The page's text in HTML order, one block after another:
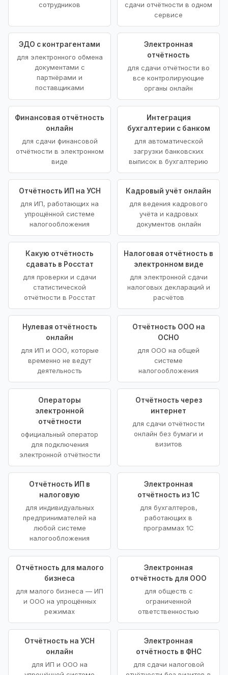
сотрудников
сдачи отчётности в одном
сервисе
ЭДО с контрагентами
для электронного обмена
документами с
партнёрами и
поставщиками
Электронная
отчётность
для сдачи отчётности во
все контролирующие
органы онлайн
Финансовая отчётность
онлайн
для сдачи финансовой
отчётности в электронном
виде
Интеграция
бухгалтерии с банком
для автоматической
загрузки банковских
выписок в бухгалтерию
Отчётность ИП на УСН
для ИП, работающих на
упрощённой системе
налогообложения
Кадровый учёт онлайн
для ведения кадрового
учёта и кадровых
документов онлайн
Какую отчётность
сдавать в Росстат
для проверки и сдачи
статистической
отчётности в Росстат
Налоговая отчётность в
электронном виде
для электронной сдачи
налоговых деклараций и
расчётов
Нулевая отчётность
онлайн
для ИП и ООО, которые
временно не ведут
деятельность
Отчётность ООО на
ОСНО
для ООО на общей
системе
налогообложения
Операторы
электронной
отчётности
официальный оператор
для подключения
электронной отчётности
Отчётность через
интернет
для сдачи отчётности
онлайн без бумаги и
визитов
Отчётность ИП в
налоговую
для индивидуальных
предпринимателей на
любой системе
налогообложения
Электронная
отчётность из 1С
для бухгалтеров,
работающих в
программах 1С
Отчётность для малого
бизнеса
для малого бизнеса — ИП
и ООО на упрощённых
режимах
Электронная
отчётность для ООО
для обществ с
ограниченной
ответственностью
Отчётность на УСН
онлайн
для ИП и ООО на
Электронная
отчётность в ФНС
для сдачи налоговой